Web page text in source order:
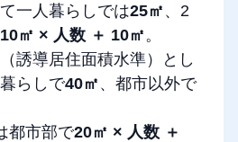
一人暮らしでは25㎡ 、2
10㎡ × 人数 ＋ 10㎡。
誘導居住面積水準）とし
らしで40㎡ 、都市以外で
都市部で20㎡ × 人数 ＋